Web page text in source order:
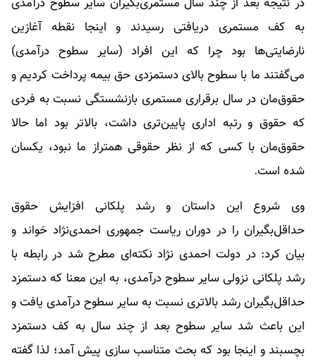
به کف مستمری دریافتی رسیدند و اینجا نقطه آغازین
نارضایتی‌ها بود چرا که این افراد (سایر سطوح درآمدی)
می‌گفتند ما با سطوح بالای دستمزدی حق بیمه پرداخت کردیم و
حقوق‌مان در سال برقراری مستمری بازنشستگی نسبت به فردی
که حقوق و رتبه اداری پایین‌تری داشت، بالاتر بود اما حالا
حقوق‌مان با کسی که از نظر حقوقی همتراز ما نبود، یکسان
شده است.
وی شروع این داستان و رشد پلکانی افزایش حقوق
حداقل‌بگیران را در دوران ریاست جمهوری احمدی‌نژاد خواند و
بیان کرد: در دولت احمدی نژاد نکته‌ای مطرح شد در رابطه با
رشد پلکانی نزولی سایر سطوح درآمدی، به این معنا که دستمزد
حداقل‌بگیران رشد بالاتری نسبت به سایر سطوح درآمدی یافت و
این باعث شد سایر سطوح بعد از چند سال به کف دستمزد
بچسبند و اینجا بود که بحث متناسب سازی پیش آمد؛ لذا گفته